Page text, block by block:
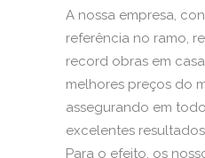
A nossa empresa,
referência no ramo,
record obras em
melhores preços do
assegurando em
excelentes
Para o efeito, os